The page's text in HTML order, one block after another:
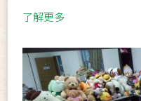
了解更多